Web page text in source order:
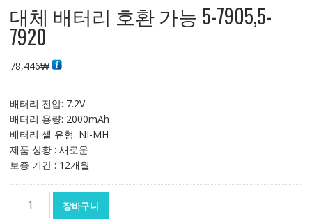
대체 배터리 호환 가능 5-7905,5-
7920
78,446₩
배터리 전압: 7.2V
배터리 용량: 2000mAh
배터리 셀 유형: NI-MH
제품 상황 : 새로운
보증 기간 : 12개월
장바구니